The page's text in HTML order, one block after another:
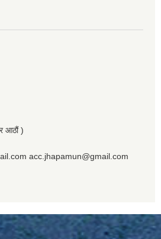
आठौं )
acc.jhapamun@gmail.com